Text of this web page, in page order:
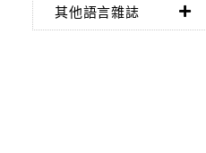
其他語言雜誌